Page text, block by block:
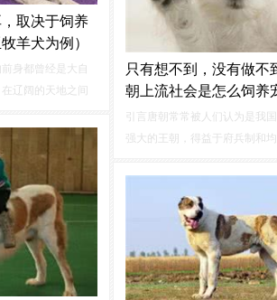
取决于饲养
羊犬为例）
身都曾经是大自
辽阔的天地之间
照人类的设计彼
之性逐渐驯化，
之外，开始与人
只有想不到，没有做不
朝上流社会是怎么饲养
引言唐朝常常被人们认为是我
强大的王朝，得益于府兵制和
地区，强大的国力造就了唐人
生活充满热情的特性...